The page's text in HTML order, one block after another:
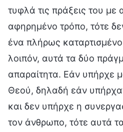
τυφλά τις πράξεις του με
αφηρημένο τρόπο, τότε
ένα πλήρως
λοιπόν, αυτά τα δύο
απαραίτητα. Εάν υπήρχε
Θεού, δηλαδή εάν
και δεν υπήρχε η
τον άνθρωπο, τότε αυτά